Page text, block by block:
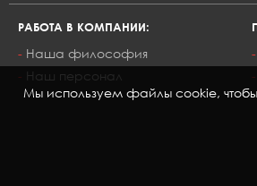
РАБОТА В КОМПАНИИ:
Наша философия
Наш персонал
Мы используем файлы cookie, чтобы